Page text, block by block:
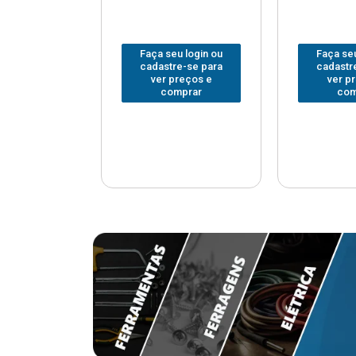
Faça seu login ou
cadastre-se para
ver preços e
comprar
Faça
ver